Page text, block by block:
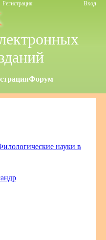
Регистрация Вход
Форум
науки в